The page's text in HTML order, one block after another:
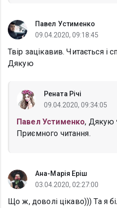
Павел Устименко
09.04.2020, 09:18:45
Твір зацікавив. Читається і
Дякую
Рената Річі
09.04.2020, 09:34:05
Павел Устименко, Дякую
Приємного читання.
Ана-Марія Еріш
03.04.2020, 02:27:00
Що ж, доволі цікаво))) Та я